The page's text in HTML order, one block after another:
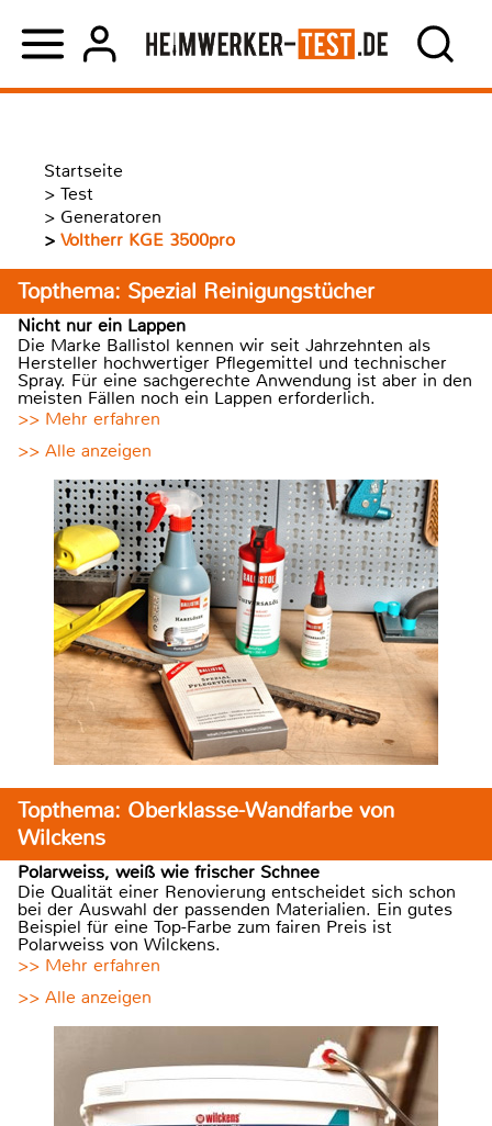
Startseite
> Test
> Generatoren
> Voltherr KGE 3500pro
Topthema: Spezial Reinigungstücher
Nicht nur ein Lappen
Die Marke Ballistol kennen wir seit Jahrzehnten als
Hersteller hochwertiger Pflegemittel und technischer
Spray. Für eine sachgerechte Anwendung ist aber in den
meisten Fällen noch ein Lappen erforderlich.
>> Mehr erfahren
>> Alle anzeigen
Topthema: Oberklasse-Wandfarbe von
Wilckens
Polarweiss, weiß wie frischer Schnee
Die Qualität einer Renovierung entscheidet sich schon
bei der Auswahl der passenden Materialien. Ein gutes
Beispiel für eine Top-Farbe zum fairen Preis ist
Polarweiss von Wilckens.
>> Mehr erfahren
>> Alle anzeigen